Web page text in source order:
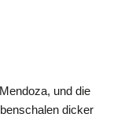
und die
dicker